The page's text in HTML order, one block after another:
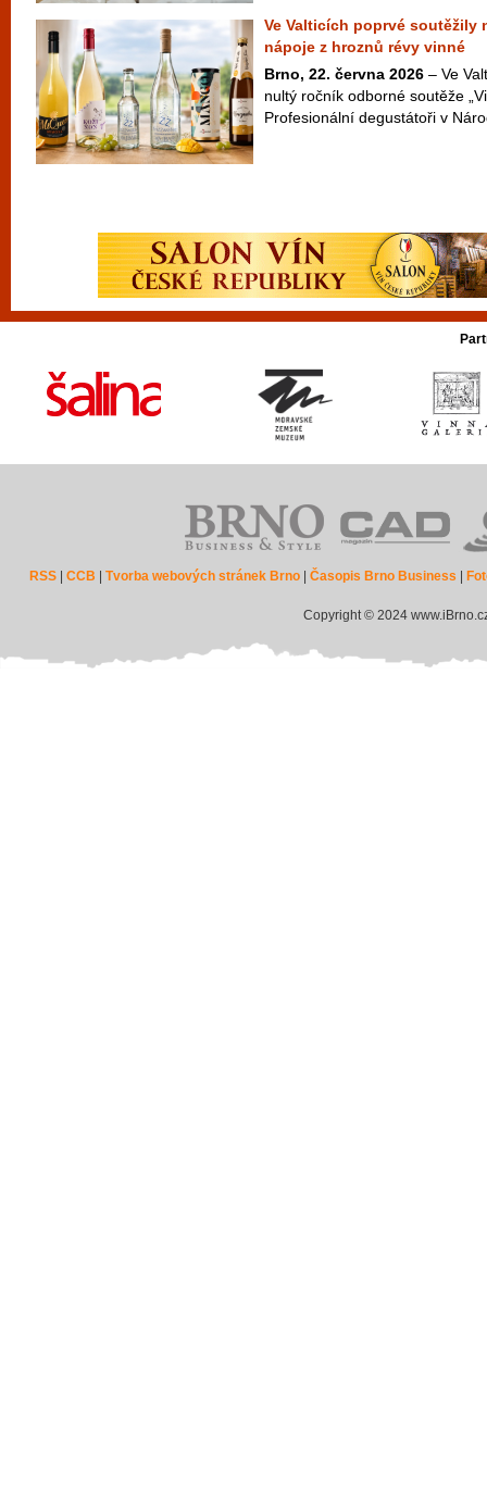
Ve Valticích poprvé soutěžily
nápoje z hroznů révy vinné
Brno, 22. června 2026 – Ve
nultý ročník odborné soutěže
Profesionální degustátoři v
RSS |CCB |Tvorba webových stránek Brno |Časopis Brno Business
Copyright © 2024